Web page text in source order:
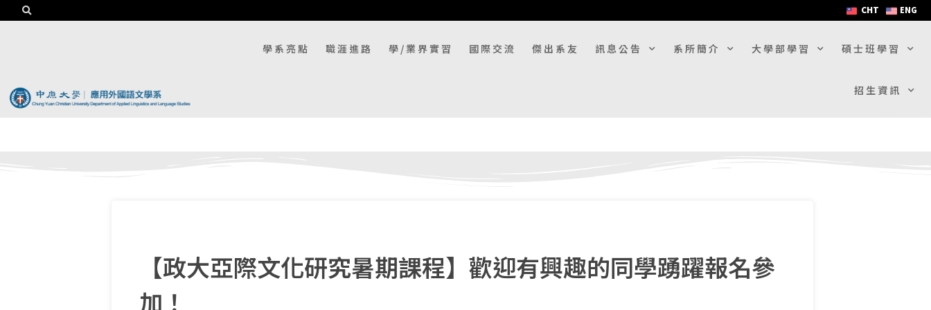
CHT ENG
學系亮點 職涯進路 學/業界實習 國際交流 傑出系友 訊息公告 系所簡介 大學部學習 碩士班學習
招生資訊
【政大亞際文化研究暑期課程】歡迎有興趣的同學踴躍報名參
加！